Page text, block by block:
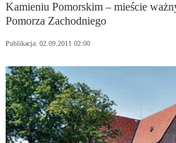
Kamieniu Pomorskim – mieście
Pomorza Zachodniego
Publikacja: 02.09.2011 02:00